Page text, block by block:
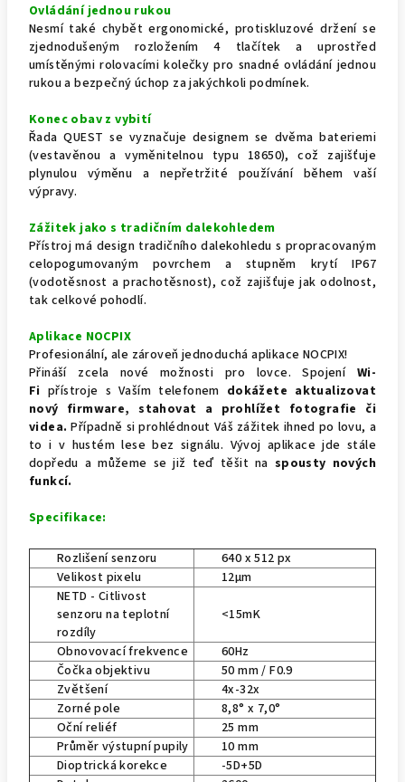
Ovládání jednou rukou
Nesmí také chybět ergonomické, protiskluzové držení se
zjednodušeným rozložením 4 tlačítek a uprostřed
umístěnými rolovacími kolečky pro snadné ovládání jednou
rukou a bezpečný úchop za jakýchkoli podmínek.
Konec obav z vybití
Řada QUEST se vyznačuje designem se dvěma bateriemi
(vestavěnou a vyměnitelnou typu 18650), což zajišťuje
plynulou výměnu a nepřetržité používání během vaší
výpravy.
Zážitek jako s tradičním dalekohledem
Přístroj má design tradičního dalekohledu s propracovaným
celopogumovaným povrchem a stupněm krytí IP67
(vodotěsnost a prachotěsnost), což zajišťuje jak odolnost,
tak celkové pohodlí.
Aplikace NOCPIX
Profesionální, ale zároveň jednoduchá aplikace NOCPIX!
Přináší zcela nové možnosti pro lovce. Spojení
Wi-
Fi přístroje s Vaším telefonem dokážete aktualizovat
nový firmware, stahovat a prohlížet fotografie či
videa. Případně si prohlédnout Váš zážitek ihned po lovu, a
to i v hustém lese bez signálu. Vývoj aplikace jde stále
dopředu a můžeme se již teď těšit na spousty nových
funkcí.
Specifikace:
Rozlišení senzoru
640 x 512 px
Velikost pixelu
12µm
NETD - Citlivost
senzoru na teplotní
rozdíly
<15mK
Obnovovací frekvence
60Hz
Čočka objektivu
50 mm / F0.9
Zvětšení
4x-32x
Zorné pole
8,8° x 7,0°
Oční reliéf
25 mm
Průměr výstupní pupily
10 mm
Dioptrická korekce
-5D+5D